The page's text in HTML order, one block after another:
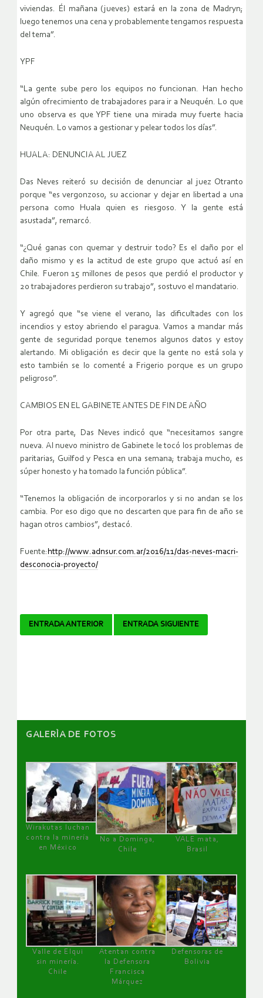
viviendas. Él mañana (jueves) estará en la zona de Madryn;
luego tenemos una cena y probablemente tengamos respuesta
del tema”.
YPF
“La gente sube pero los equipos no funcionan. Han hecho
algún ofrecimiento de trabajadores para ir a Neuquén. Lo que
uno observa es que YPF tiene una mirada muy fuerte hacia
Neuquén. Lo vamos a gestionar y pelear todos los días”.
HUALA: DENUNCIA AL JUEZ
Das Neves reiteró su decisión de denunciar al juez Otranto
porque “es vergonzoso, su accionar y dejar en libertad a una
persona como Huala quien es riesgoso. Y la gente está
asustada”, remarcó.
“¿Qué ganas con quemar y destruir todo? Es el daño por el
daño mismo y es la actitud de este grupo que actuó así en
Chile. Fueron 15 millones de pesos que perdió el productor y
20 trabajadores perdieron su trabajo”, sostuvo el mandatario.
Y agregó que “se viene el verano, las dificultades con los
incendios y estoy abriendo el paragua. Vamos a mandar más
gente de seguridad porque tenemos algunos datos y estoy
alertando. Mi obligación es decir que la gente no está sola y
esto también se lo comenté a Frigerio porque es un grupo
peligroso”.
CAMBIOS EN EL GABINETE ANTES DE FIN DE AÑO
Por otra parte, Das Neves indicó que “necesitamos sangre
nueva. Al nuevo ministro de Gabinete le tocó los problemas de
paritarias, Guilfod y Pesca en una semana; trabaja mucho, es
súper honesto y ha tomado la función pública”.
“Tenemos la obligación de incorporarlos y si no andan se los
cambia. Por eso digo que no descarten que para fin de año se
hagan otros cambios”, destacó.
Fuente: http://www.adnsur.com.ar/2016/11/das-neves-macri-
desconocia-proyecto/
Navegador
ENTRADA ANTERIOR ENTRADA SIGUIENTE
GALERÌA DE FOTOS
Wirakutas luchan
contra la minería
en México
No a Dominga,
Chile
VALE mata,
Brasil
Valle de Elqui
sin minería.
Chile
Atentan contra
la Defensora
Francisca
Márquez
Defensoras de
Bolivia